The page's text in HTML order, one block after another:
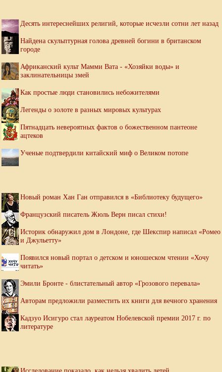
Десять интереснейших религий, которые исчезли сотни лет назад
Найдена скульптурная голова древней богини в британском
городе
Африканский культ Мамми Вата - «Хозяйки воды» и
заклинательницы змей
Как простые люди становились небожителями
Легенды о золоте в разных мировых культурах
Пятнадцать невероятных фактов о божественном пантеоне
ацтеков
Ученые подтвердили китайский миф о Великом потопе
Новый роман Хан Ган отправился в «Библиотеку будущего»
Французский писатель Жюль Верн писал стихи!
Историк обнаружил дом в Лондоне, где Шекспир написал «Ромео
и Джульетту»
Появился новый портал о детском и юношеском чтении «Хочу
читать»
Эмили Бронте - блистательный автор «Грозового перевала»
Авторам предложили разместить их книги для вечного хранения
Кадзуо Исигуро стал лауреатом Нобелевской премии 2017 г. по
литературе